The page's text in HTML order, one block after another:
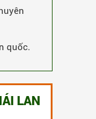
quốc.
LAN